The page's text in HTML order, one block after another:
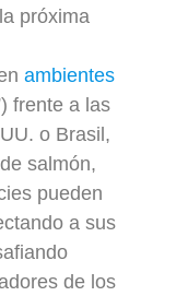
próxima
ambientes
frente a las
o Brasil,
salmón,
pueden
a sus
de los